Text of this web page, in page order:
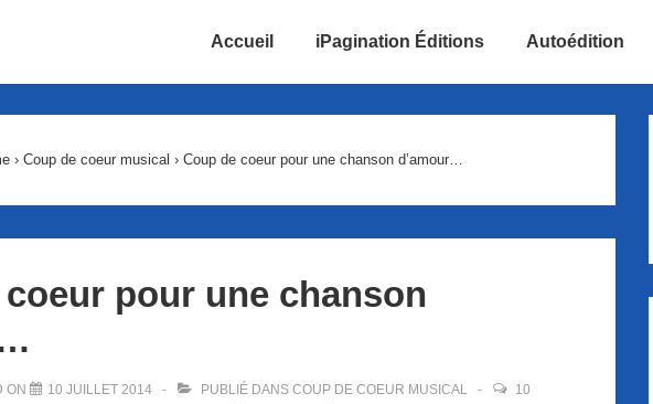
Accueil iPagination Éditions Autoédition
› Coup de coeur musical › Coup de coeur pour une chanson d’amour…
pour une chanson
ON 10 JUILLET 2014 PUBLIÉ DANS COUP DE COEUR MUSICAL
10